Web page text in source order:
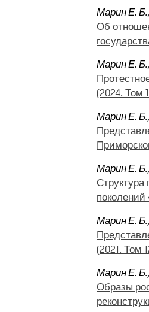
Марин Е. Б.,
Об
Марин Е. Б.,
(2024. Том
Марин Е. Б.,
Марин Е. Б.,
поколений
Марин Е. Б.,
(2021. Том
Марин Е. Б.,
Образы